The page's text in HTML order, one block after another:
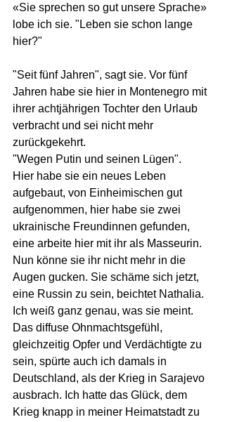
«Sie sprechen so gut unsere Sprache»
lobe ich sie. "Leben sie schon lange
hier?"
"Seit fünf Jahren", sagt sie. Vor fünf
Jahren habe sie hier in Montenegro mit
ihrer achtjährigen Tochter den Urlaub
verbracht und sei nicht mehr
zurückgekehrt.
"Wegen Putin und seinen Lügen".
Hier habe sie ein neues Leben
aufgebaut, von Einheimischen gut
aufgenommen, hier habe sie zwei
ukrainische Freundinnen gefunden,
eine arbeite hier mit ihr als Masseurin.
Nun könne sie ihr nicht mehr in die
Augen gucken. Sie schäme sich jetzt,
eine Russin zu sein, beichtet Nathalia.
Ich weiß ganz genau, was sie meint.
Das diffuse Ohnmachtsgefühl,
gleichzeitig Opfer und Verdächtigte zu
sein, spürte auch ich damals in
Deutschland, als der Krieg in Sarajevo
ausbrach. Ich hatte das Glück, dem
Krieg knapp in meiner Heimatstadt zu